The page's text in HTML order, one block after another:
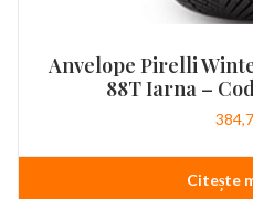
Anvelope Pirelli
88T Iarna –
Citește